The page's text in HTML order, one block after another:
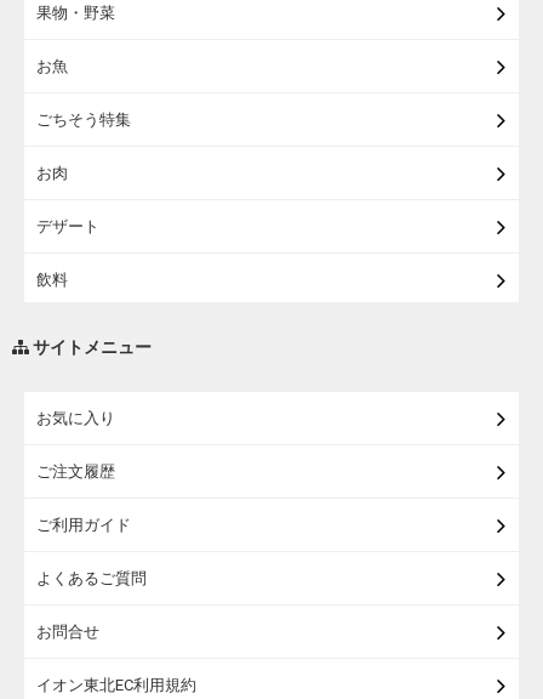
果物・野菜
お魚
ごちそう特集
お肉
デザート
飲料
サイトメニュー
お気に入り
ご注文履歴
ご利用ガイド
よくあるご質問
お問合せ
イオン東北EC利用規約